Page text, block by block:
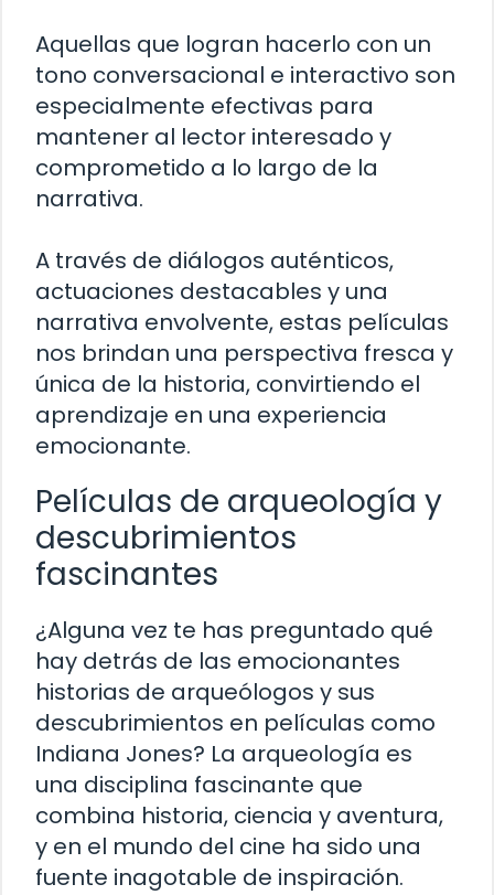
Aquellas que logran hacerlo con un
tono conversacional e interactivo son
especialmente efectivas para
mantener al lector interesado y
comprometido a lo largo de la
narrativa.
A través de diálogos auténticos,
actuaciones destacables y una
narrativa envolvente, estas películas
nos brindan una perspectiva fresca y
única de la historia, convirtiendo el
aprendizaje en una experiencia
emocionante.
Películas de arqueología y
descubrimientos
fascinantes
¿Alguna vez te has preguntado qué
hay detrás de las emocionantes
historias de arqueólogos y sus
descubrimientos en películas como
Indiana Jones? La arqueología es
una disciplina fascinante que
combina historia, ciencia y aventura,
y en el mundo del cine ha sido una
fuente inagotable de inspiración.